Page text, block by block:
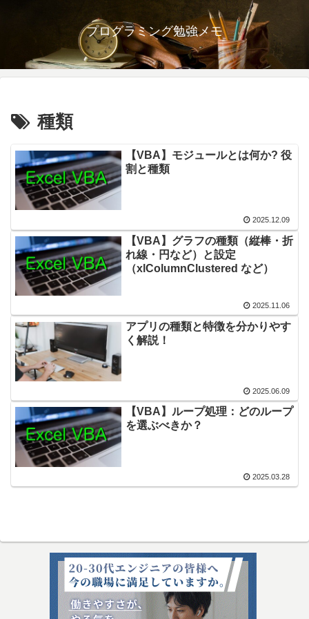
プログラミング勉強メモ
種類
【VBA】モジュールとは何か? 役
割と種類
2025.12.09
【VBA】グラフの種類（縦棒・折
れ線・円など）と設定
（xlColumnClustered など）
2025.11.06
アプリの種類と特徴を分かりやす
く解説！
2025.06.09
【VBA】ループ処理：どのループ
を選ぶべきか？
2025.03.28